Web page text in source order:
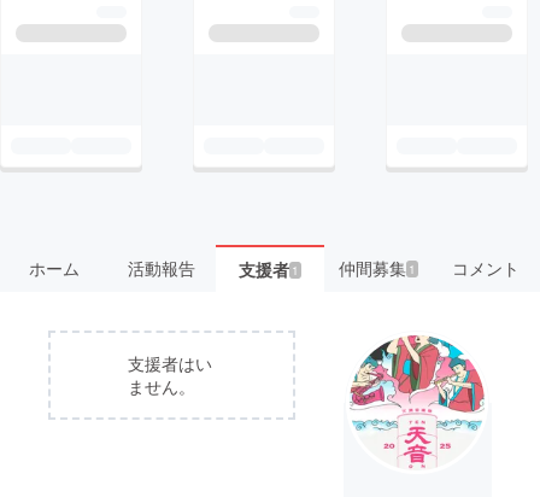
ホーム 活動報告 支援者 1 仲間募集 1 コメント
支援者はい
ません。